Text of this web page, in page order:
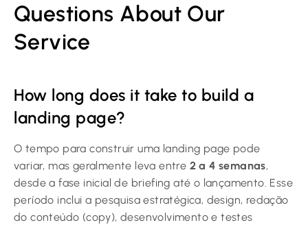
Questions About Our
Service
How long does it take to build a
landing page?
O tempo para construir uma landing page pode
variar, mas geralmente leva entre 2 a 4 semanas,
desde a fase inicial de briefing até o lançamento. Esse
período inclui a pesquisa estratégica, design, redação
do conteúdo (copy), desenvolvimento e testes